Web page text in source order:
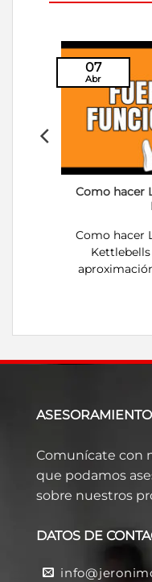
Como hacer
Como hacer
Kettlebells
07
Abr
ASESORAMIENTO
Comunícate con
que podamos
sobre nuestros
DATOS DE